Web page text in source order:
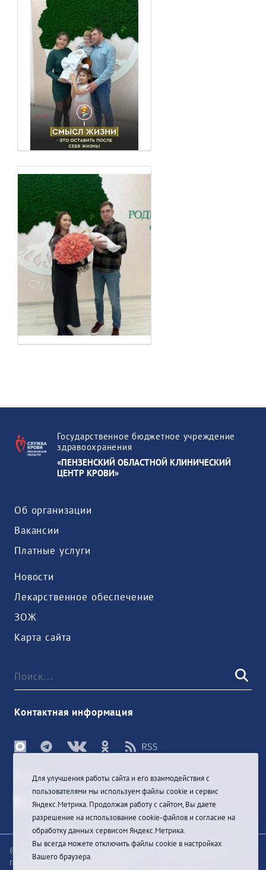
Государственное бюджетное учреждение
здравоохранения
«ПЕНЗЕНСКИЙ ОБЛАСТНОЙ КЛИНИЧЕСКИЙ
ЦЕНТР КРОВИ»
Об организации
Вакансии
Платные услуги
Новости
Лекарственное обеспечение
ЗОЖ
Карта сайта
Контактная информация
Войти
© При цитировании информации с сайта ссылка на
первоисточник обязательна
Для улучшения работы сайта и его взаимодействия с
пользователями мы используем файлы cookie и сервис
Яндекс.Метрика. Продолжая работу с сайтом, Вы даете
разрешение на использование cookie-файлов и согласие на
обработку данных сервисом Яндекс.Метрика.
Вы всегда можете отключить файлы cookie в настройках
Вашего браузера.